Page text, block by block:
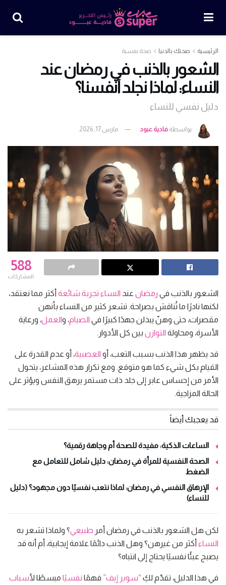
الرئيسية صحتك بالدنيا صحة نفسية
الشعور بالذنب في رمضان عند
النساء: لماذا نجلد أنفسنا؟
دليل نفسي للنساء
بواسطة فادية عبود مارس 17, 2026
588
المشاركات
الشعور بالذنب في رمضان عند النساء تجربة شائعة أكثر مما نعتقد،
لكنها نادرًا ما تُناقش بصراحة. تشعر كثير من النساء بأنهن
مقصرات، حتى وهنّ يبذلن جهدًا كبيرًا في الصيام، والعمل، ورعاية
الأسرة، ومحاولة التوازن بين كل الأدوار.
قد يظهر هذا الذنب بسبب التعب، أو العصبية، أو عدم القدرة على
القيام بكل شيء كما هو متوقع. ومع تكرار هذه المشاعر، يتحول
الأمر من إحساس عابر إلى جلد ذات مستمر يرهق النفس ويؤثر على
الحالة المزاجية.
قد يعجبك أيضاً
الساعات الذكية: مفيدة للصحة أم وجاهة رقمية؟
الصحة النفسية للمرأة في رمضان: دليل شامل للتعامل مع
الضغط
الإرهاق النفسي في رمضان: لماذا نتعب نفسيًا دون مجهود؟ (دليل
للنساء)
لكن هل الشعور بالذنب في رمضان أمر طبيعي؟ ولماذا تشعر به
النساء أكثر من غيرهن؟ وهل الذنب دائمًا علامة إيجابية، أم أنه قد
يصبح عبئًا نفسيًا يحتاج إلى انتباه؟
في هذا الدليل، تقدّم لكِ “سوبر إيف” فهمًا نفسيًا مبسطًا لأسباب